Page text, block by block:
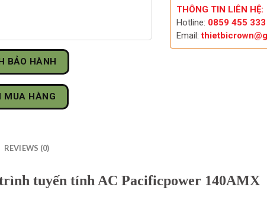
BẢO HÀNH
MUA HÀNG
THÔNG TIN LIÊN HỆ:
Hotline: 0859 455 333
Email:
REVIEWS (0)
tuyến tính AC Pacificpower 140AMX